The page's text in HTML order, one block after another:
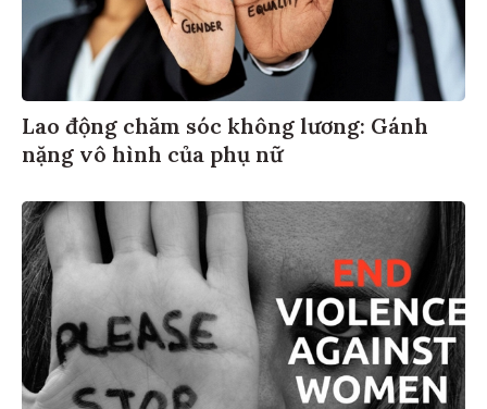
Lao động chăm sóc không lương: Gánh
nặng vô hình của phụ nữ